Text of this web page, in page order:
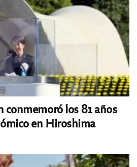
conmemoró los 81 años
en Hiroshima